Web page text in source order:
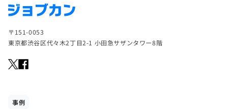
〒151-0053
東京都渋谷区代々木2丁目2-1 小田急サザンタワー8階
事例